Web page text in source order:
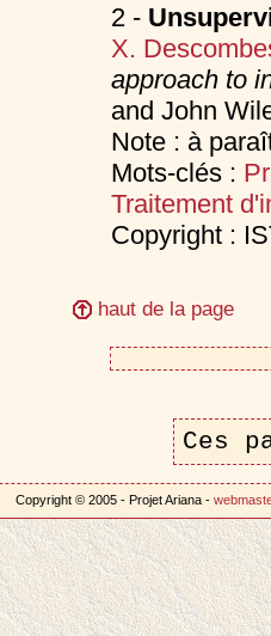
2 -
X.
approach to
and John
Note : à
Mots-clés :
Traitement
Copyright :
haut de la page
Ces
Copyright © 2005 - Projet Ariana -